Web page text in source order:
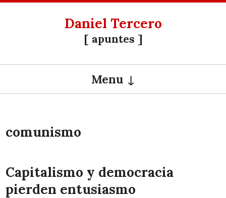
Daniel Tercero
[ apuntes ]
Menu
comunismo
Capitalismo y democracia
pierden entusiasmo